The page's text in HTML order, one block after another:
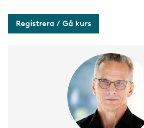
Registrera / Gå kurs